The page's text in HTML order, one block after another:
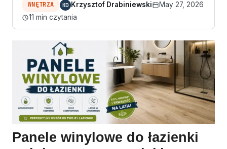
WNĘTRZA KD Krzysztof Drabiniewski
May 27, 2026
11 min czytania
Panele winylowe do łazienki